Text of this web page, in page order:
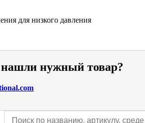
для низкого давления
нужный товар?